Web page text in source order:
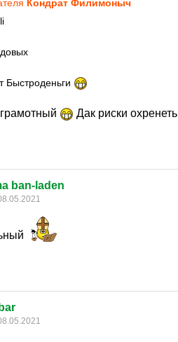
Кондрат Филимоныч
Быстроденьги
Дак риски охренеть
ban-laden